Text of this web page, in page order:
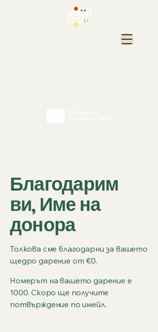
Благодарим
ви, Име на
донора
Толкова сме благодарни за вашето
щедро дарение от €0.
Номерът на вашето дарение е
1000. Скоро ще получите
потвърждение по имейл.